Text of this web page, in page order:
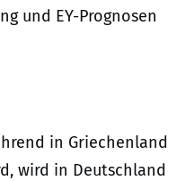
und EY-Prognosen
in Griechenland
wird in Deutschland